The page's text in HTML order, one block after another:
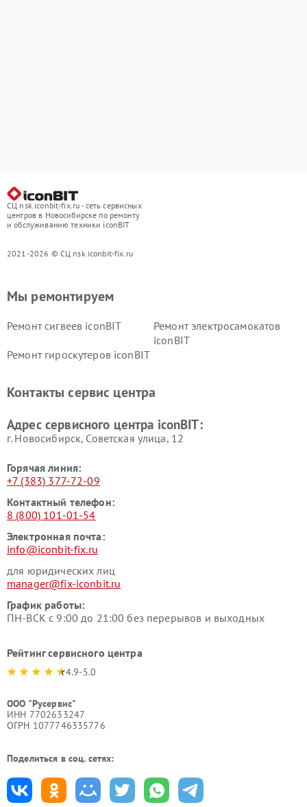
СЦ nsk.iconbit-fix.ru - сеть сервисных
центров в Новосибирске по ремонту
и обслуживанию техники iconBIT
2021-2026 © СЦ nsk.iconbit-fix.ru
Мы ремонтируем
Ремонт сигвеев iconBIT
Ремонт электросамокатов
iconBIT
Ремонт гироскутеров iconBIT
Контакты сервис центра
Адрес сервисного центра iconBIT:
г. Новосибирск, Советская улица, 12
Горячая линия:
+7 (383) 377-72-09
Контактный телефон:
8 (800) 101-01-54
Электронная почта:
info@iconbit-fix.ru
для юридических лиц
manager@fix-iconbit.ru
График работы:
ПН-ВСК с 9:00 до 21:00 без перерывов и выходных
Рейтинг сервисного центра
4.9-5.0
ООО "Русервис"
ИНН 7702633247
ОГРН 1077746335776
Поделиться в соц. сетях: